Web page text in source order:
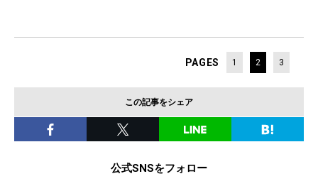
PAGES 1 2 3
この記事をシェア
公式SNSをフォロー